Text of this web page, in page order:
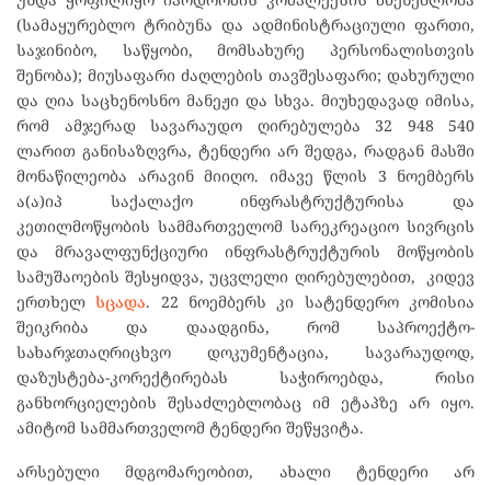
(სამაყურებლო ტრიბუნა და ადმინისტრაციული ფართი,
საჯინიბო, საწყობი, მომსახურე პერსონალისთვის
შენობა); მიუსაფარი ძაღლების თავშესაფარი; დახურული
და ღია საცხენოსნო მანეჟი და სხვა. მიუხედავად იმისა,
რომ ამჯერად სავარაუდო ღირებულება 32 948 540
ლარით განისაზღვრა, ტენდერი არ შედგა, რადგან მასში
მონაწილეობა არავინ მიიღო. იმავე წლის 3 ნოემბერს
ა(ა)იპ საქალაქო ინფრასტრუქტურისა და
კეთილმოწყობის სამმართველომ სარეკრეაციო სივრცის
და მრავალფუნქციური ინფრასტრუქტურის მოწყობის
სამუშაოების შესყიდვა, უცვლელი ღირებულებით, კიდევ
ერთხელსცადა. 22 ნოემბერს კი სატენდერო კომისია
შეიკრიბა და დაადგინა, რომ საპროექტო-
სახარჯთაღრიცხვო დოკუმენტაცია, სავარაუდოდ,
დაზუსტება-კორექტირებას საჭიროებდა, რისი
განხორციელების შესაძლებლობაც იმ ეტაპზე არ იყო.
ამიტომ სამმართველომ ტენდერი შეწყვიტა.
არსებული მდგომარეობით, ახალი ტენდერი არ